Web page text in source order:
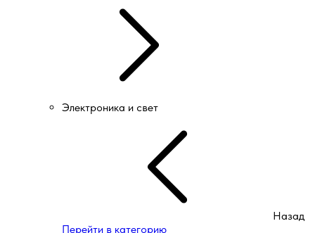
Электроника и свет
Назад
Перейти в категорию